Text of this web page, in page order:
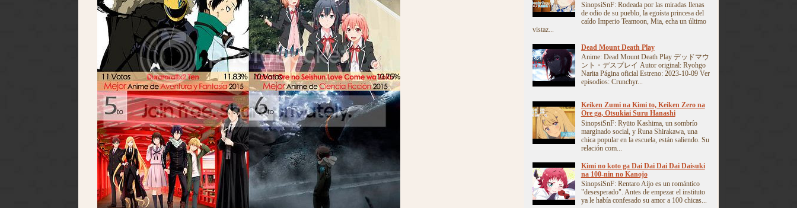
SinopsiSnF: Rodeada por las miradas llenas
de odio de su pueblo, la egoísta princesa del
caído Imperio Teamoon, Mia, echa un último
vistaz...
Dead Mount Death Play
Anime: Dead Mount Death Play デッドマウ
ント・デスプレイ Autor original: Ryohgo
Narita Página oficial Estreno: 2023-10-09 Ver
episodios: Crunchyr...
Keiken Zumi na Kimi to, Keiken Zero na
Ore ga, Otsukiai Suru Hanashi
SinopsiSnF: Ryūto Kashima, un sombrío
marginado social, y Runa Shirakawa, una
chica popular en la escuela, están saliendo. Su
relación com...
Kimi no koto ga Dai Dai Dai Dai Daisuki
na 100-nin no Kanojo
SinopsiSnF: Rentaro Aijo es un romántico
"desesperado". Antes de empezar el instituto
ya le había confesado su amor a 100 chicas...